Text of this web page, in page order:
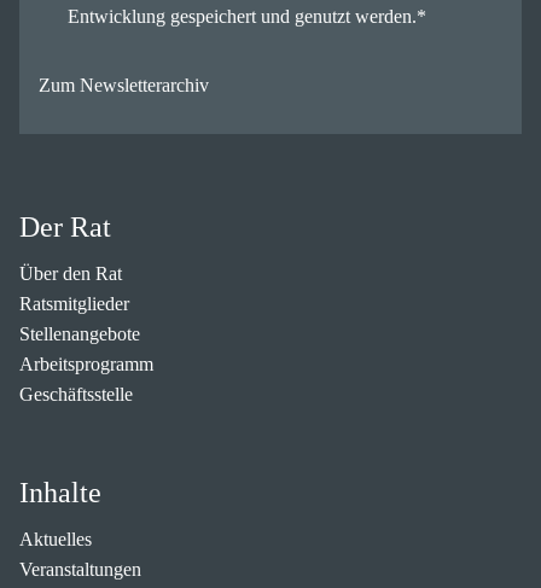
Entwicklung gespeichert und genutzt werden.*
Zum Newsletterarchiv
Der Rat
Über den Rat
Ratsmitglieder
Stellenangebote
Arbeitsprogramm
Geschäftsstelle
Inhalte
Aktuelles
Veranstaltungen